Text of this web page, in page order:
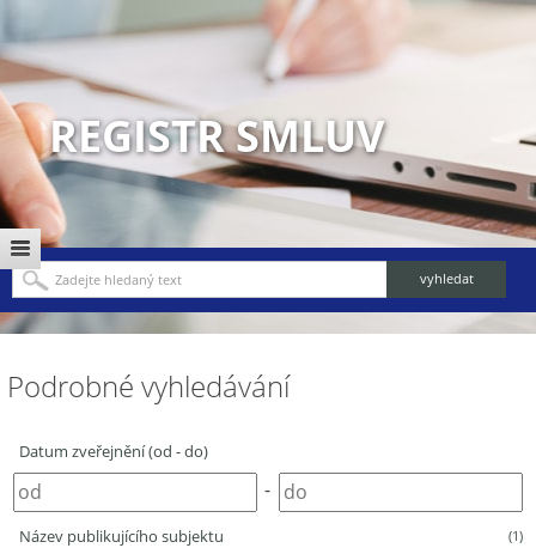
REGISTR SMLUV
Podrobné vyhledávání
Datum zveřejnění (od - do)
-
Název publikujícího subjektu (1)